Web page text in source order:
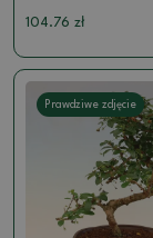
104.76 zł
Prawdziwe zdjęcie